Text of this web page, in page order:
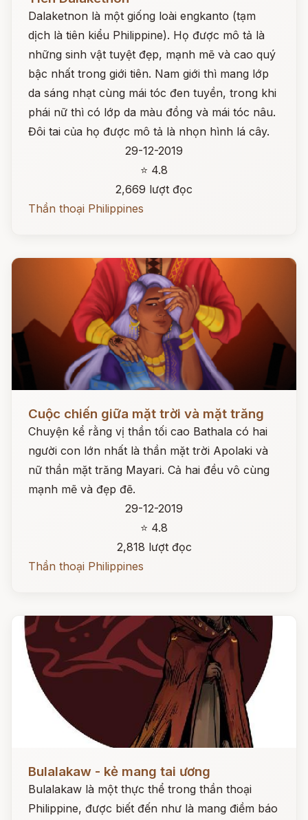
Dalaketnon là một giống loài engkanto (tạm
dịch là tiên kiểu Philippine). Họ được mô tả là
những sinh vật tuyệt đẹp, mạnh mẽ và cao quý
bậc nhất trong giới tiên. Nam giới thì mang lớp
da sáng nhạt cùng mái tóc đen tuyền, trong khi
phái nữ thì có lớp da màu đồng và mái tóc nâu.
Đôi tai của họ được mô tả là nhọn hình lá cây.
29-12-2019
⭐ 4.8
2,669 lượt đọc
Thần thoại Philippines
Cuộc chiến giữa mặt trời và mặt trăng
Chuyện kể rằng vị thần tối cao Bathala có hai
người con lớn nhất là thần mặt trời Apolaki và
nữ thần mặt trăng Mayari. Cả hai đều vô cùng
mạnh mẽ và đẹp đẽ.
29-12-2019
⭐ 4.8
2,818 lượt đọc
Thần thoại Philippines
Bulalakaw - kẻ mang tai ương
Bulalakaw là một thực thể trong thần thoại
Philippine, được biết đến như là mang điềm báo